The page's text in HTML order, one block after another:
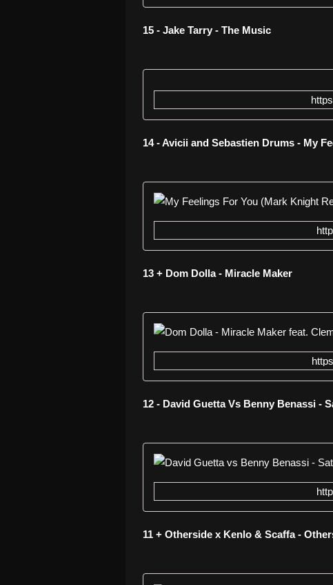
15 - Jake Tarry - The Music
14 - Avicii and Sebastien Drums - My
13 + Dom Dolla - Miracle Maker
12 - David Guetta Vs Benny Benassi -
11 + Otherside x Kenlo & Scaffa -